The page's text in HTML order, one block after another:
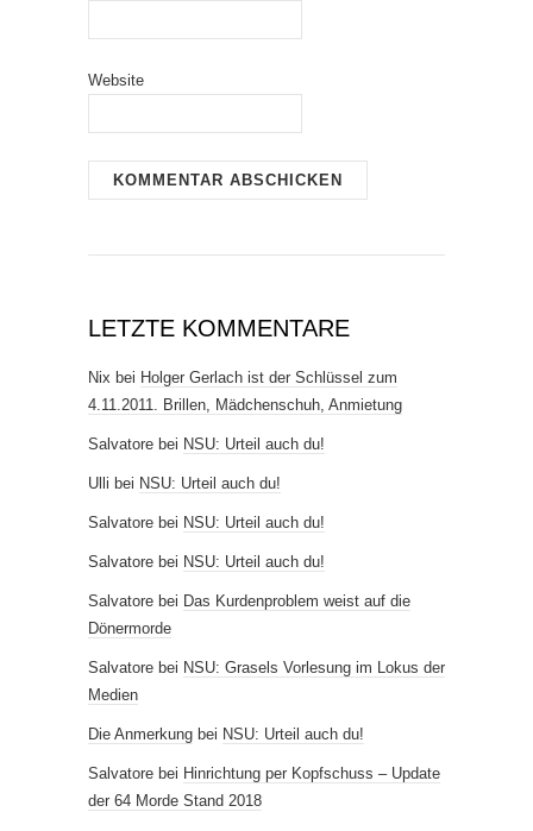
Website
LETZTE KOMMENTARE
Nix bei Holger Gerlach ist der Schlüssel zum
4.11.2011. Brillen, Mädchenschuh, Anmietung
Salvatore bei NSU: Urteil auch du!
Ulli bei NSU: Urteil auch du!
Salvatore bei NSU: Urteil auch du!
Salvatore bei NSU: Urteil auch du!
Salvatore bei Das Kurdenproblem weist auf die
Dönermorde
Salvatore bei NSU: Grasels Vorlesung im Lokus der
Medien
Die Anmerkung bei NSU: Urteil auch du!
Salvatore bei Hinrichtung per Kopfschuss – Update
der 64 Morde Stand 2018